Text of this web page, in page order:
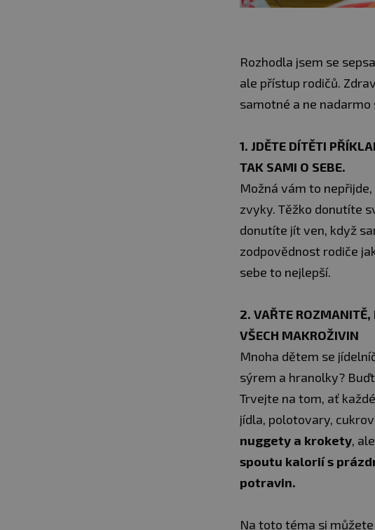
Rozhodla jsem se
ale přístup rodičů.
samotné a ne
1. JDĚTE DÍTĚTI
TAK SAMI O SEBE.
Možná vám to
zvyky. Těžko donutíte
donutíte jít ven, když
zodpovědnost rodiče
sebe to nejlepší.
2. VAŘTE ROZMANITĚ,
VŠECH MAKROŽIVIN
Mnoha dětem se
sýrem a hranolky?
Trvejte na tom, ať
jídla, polotovary,
nuggety a krokety,
spoutu kalorií s
potravin.
Na toto téma si